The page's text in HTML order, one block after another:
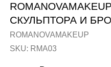
СКУЛЬПТОРА И
ROMANOVAMAKEUP
SKU: RMA03